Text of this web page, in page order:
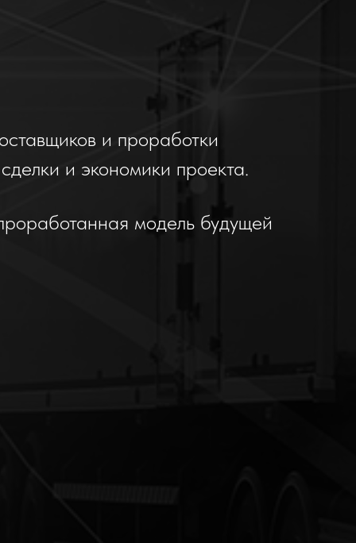
и проработки
и экономики проекта.
модель будущей